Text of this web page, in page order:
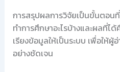
การสรุปผลการวิจัยเป็นขั้นตอน
ทำการศึกษาอะไรบ้างและผลที่ไ
เรียงข้อมูลให้เป็นระบบ เพื่อให้ผู้
อย่างชัดเจน